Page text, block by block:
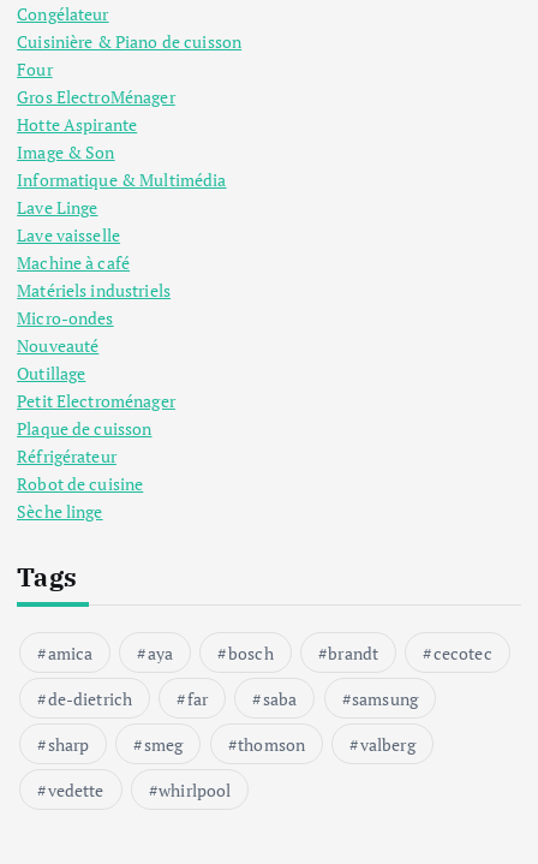
Congélateur
Cuisinière & Piano de cuisson
Four
Gros ElectroMénager
Hotte Aspirante
Image & Son
Informatique & Multimédia
Lave Linge
Lave vaisselle
Machine à café
Matériels industriels
Micro-ondes
Nouveauté
Outillage
Petit Electroménager
Plaque de cuisson
Réfrigérateur
Robot de cuisine
Sèche linge
Tags
amica aya bosch brandt
cecotec
de-dietrich
far saba
samsung
sharp
smeg thomson
valberg
vedette
whirlpool